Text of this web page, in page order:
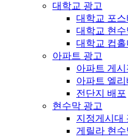
대학교 광고
대학교 포스
대학교 현수
대학교 컵홀
아파트 광고
아파트 게시
아파트 엘
전단지 배포
현수막 광고
지정게시대
게릴라 현수